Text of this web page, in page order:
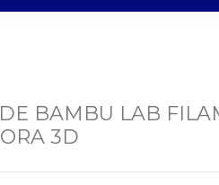
BAMBU LAB
3D